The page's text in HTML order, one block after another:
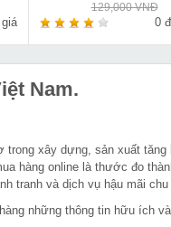
129,000 VNĐ
0
Nam.
xây dựng, sản xuất
hàng online là thước đo
tranh và dịch vụ hậu mãi chu
những thông tin hữu ích